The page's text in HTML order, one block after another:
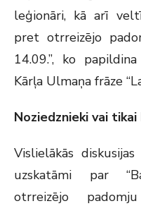
leģionāri, kā arī
pret otrreizējo
14.09.”, ko
Kārļa Ulmaņa frāze
Noziedznieki vai tikai
Vislielākās
uzskatāmi par
otrreizējo